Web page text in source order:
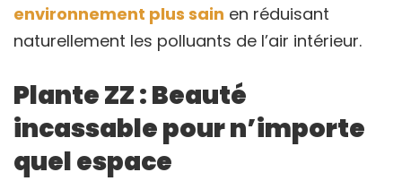
environnement plus sain en réduisant
naturellement les polluants de l’air intérieur.
Plante ZZ : Beauté
incassable pour n’importe
quel espace